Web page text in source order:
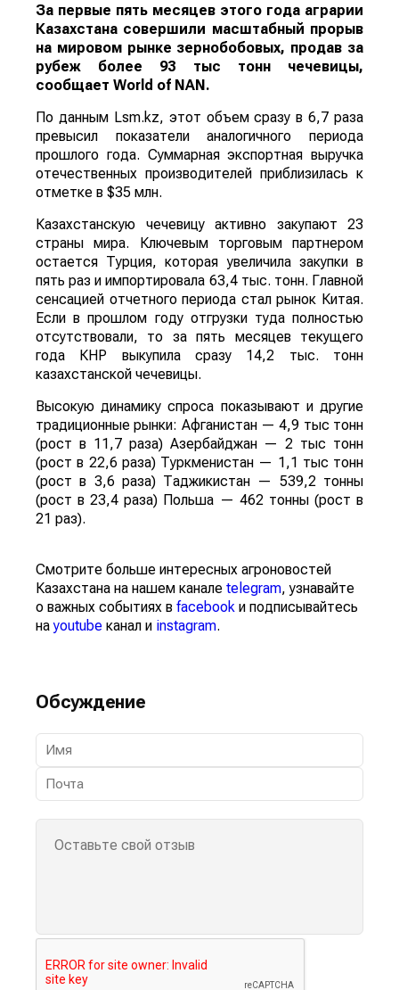
За первые пять месяцев этого года аграрии
Казахстана совершили масштабный прорыв
на мировом рынке зернобобовых, продав за
рубеж более 93 тыс тонн чечевицы,
сообщает World of NAN .
По данным Lsm.kz, этот объем сразу в 6,7 раза
превысил показатели аналогичного периода
прошлого года. Суммарная экспортная выручка
отечественных производителей приблизилась к
отметке в $35 млн.
Казахстанскую чечевицу активно закупают 23
страны мира. Ключевым торговым партнером
остается Турция, которая увеличила закупки в
пять раз и импортировала 63,4 тыс. тонн. Главной
сенсацией отчетного периода стал рынок Китая.
Если в прошлом году отгрузки туда полностью
отсутствовали, то за пять месяцев текущего
года КНР выкупила сразу 14,2 тыс. тонн
казахстанской чечевицы.
Высокую динамику спроса показывают и другие
традиционные рынки: Афганистан — 4,9 тыс тонн
(рост в 11,7 раза) Азербайджан — 2 тыс тонн
(рост в 22,6 раза) Туркменистан — 1,1 тыс тонн
(рост в 3,6 раза) Таджикистан — 539,2 тонны
(рост в 23,4 раза) Польша — 462 тонны (рост в
21 раз).
Смотрите больше интересных агроновостей
Казахстана на нашем канале telegram, узнавайте
о важных событиях в facebook и подписывайтесь
наyoutube канал и instagram.
Обсуждение